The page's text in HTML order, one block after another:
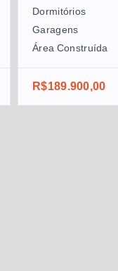
Dormitórios
Garagens
Área Construída
R$189.900,00